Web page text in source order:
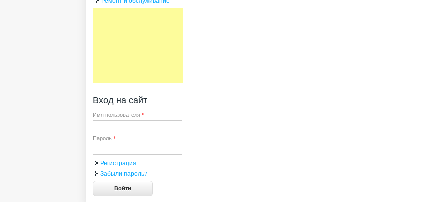
Вход на сайт
Имя пользователя *
Пароль *
Регистрация
Забыли пароль?